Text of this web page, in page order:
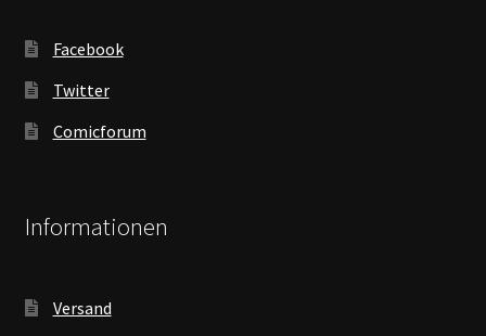
Facebook
Twitter
Comicforum
Informationen
Versand